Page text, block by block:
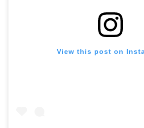
View this post on